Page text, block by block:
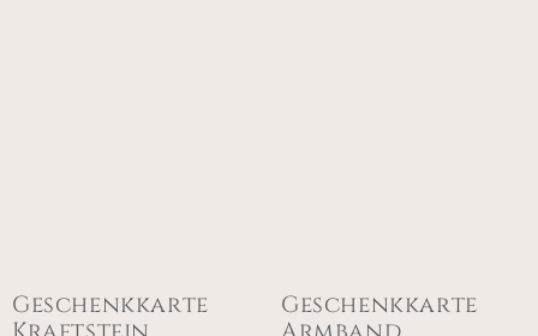
Geschenkkarte
Geschenkkarte